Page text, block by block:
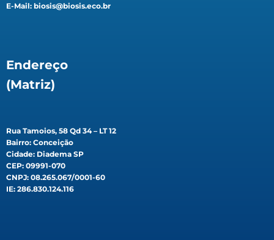
E-Mail: biosis@biosis.eco.br
Endereço
(Matriz)
Rua Tamoios, 58 Qd 34 – LT 12
Bairro: Conceição
Cidade: Diadema SP
CEP: 09991-070
CNPJ: 08.265.067/0001-60
IE: 286.830.124.116